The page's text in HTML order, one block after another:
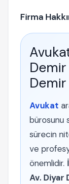
Firma
Avukat
bürosunu
sürecin
ve
önemlidir.
Av. Diyar